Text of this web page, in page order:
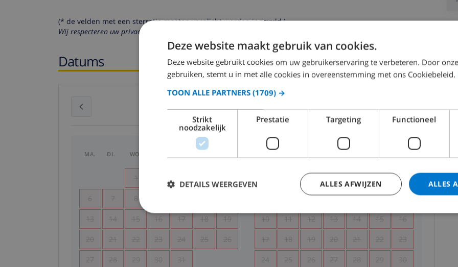
(* de velden met een sterretje moeten verplicht worden ingevuld )
Wij respecteren uw privacy. Uw persoonlijke gegevens worden nooit aan derden verstrekt.
Datums
juli 2026 augustus 2026
MA. DI. WO.
1
6 7 8
13 14 15 16 17 18 19
20 21 22 23 24 25 26
27 28 29 30 31
2
5 6 7 8
10 11 12 13 14 15 16
17 18 19 20 21 22 23
24 25 26 27 28 29 30
Deze website maakt gebruik van cookies.
Deze website gebruikt cookies om uw gebruikerservaring te verbeteren. Door
gebruiken, stemt u in met alle cookies in overeenstemming met ons Cookiebeleid.
TOON ALLE PARTNERS (1709) →
Strikt
noodzakelijk
Prestatie Targeting Functioneel
ALLES
ALLES AFWIJZEN
DETAILS WEERGEVEN